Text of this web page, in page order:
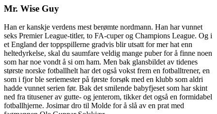
Mr. Wise Guy
Han er kanskje verdens mest berømte nordmann. Han har vunnet
seks Premier League-titler, to FA-cuper og Champions League. Og i
et England der toppspillerne gradvis blir utsatt for mer hat enn
heltedyrkelse, skal du saumfare veldig mange puber for å finne noen
som har noe vondt å si om ham. Men bak glansbildet av tidenes
største norske fotballhelt har det også vokst frem en fotballtrener, en
som i fjor ble seriemester på første forsøk med en klubb som aldri
hadde vunnet serien før. Bak det smilende babyfjeset som har skint
ned fra titusener av gutte- og jenterom, tikker det også en formidabel
fotballhjerne. Josimar dro til Molde for å slå av en prat med